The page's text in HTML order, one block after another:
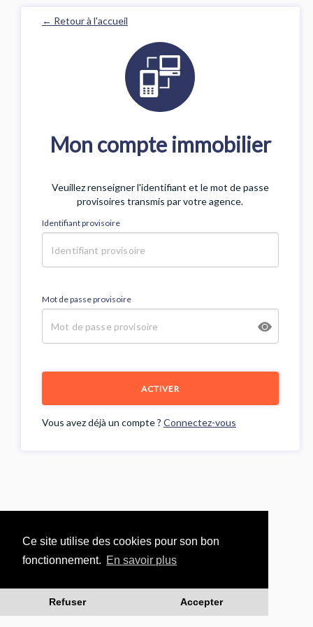
Ce site utilise des cookies pour son bon
fonctionnement. En savoir plus
Refuser Accepter
← Retour à l'accueil
Mon compte immobilier
Veuillez renseigner l'identifiant et le mot de passe
provisoires transmis par votre agence.
Identifiant provisoire
Mot de passe provisoire
ACTIVER
Vous avez déjà un compte ? Connectez-vous